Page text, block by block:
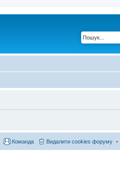
Видалити cookies форуму
Команда